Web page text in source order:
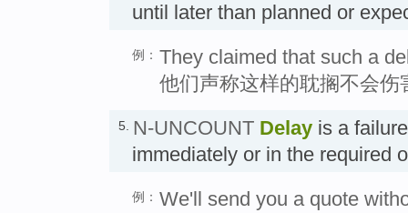
until later than planned or
例： They claimed that such a
他们声称这样的耽搁不会伤
5. N-UNCOUNT Delay is a
immediately or in the required
例： We'll send you a quote